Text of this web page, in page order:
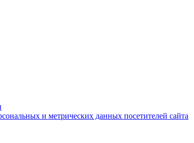
и метрических данных посетителей сайта